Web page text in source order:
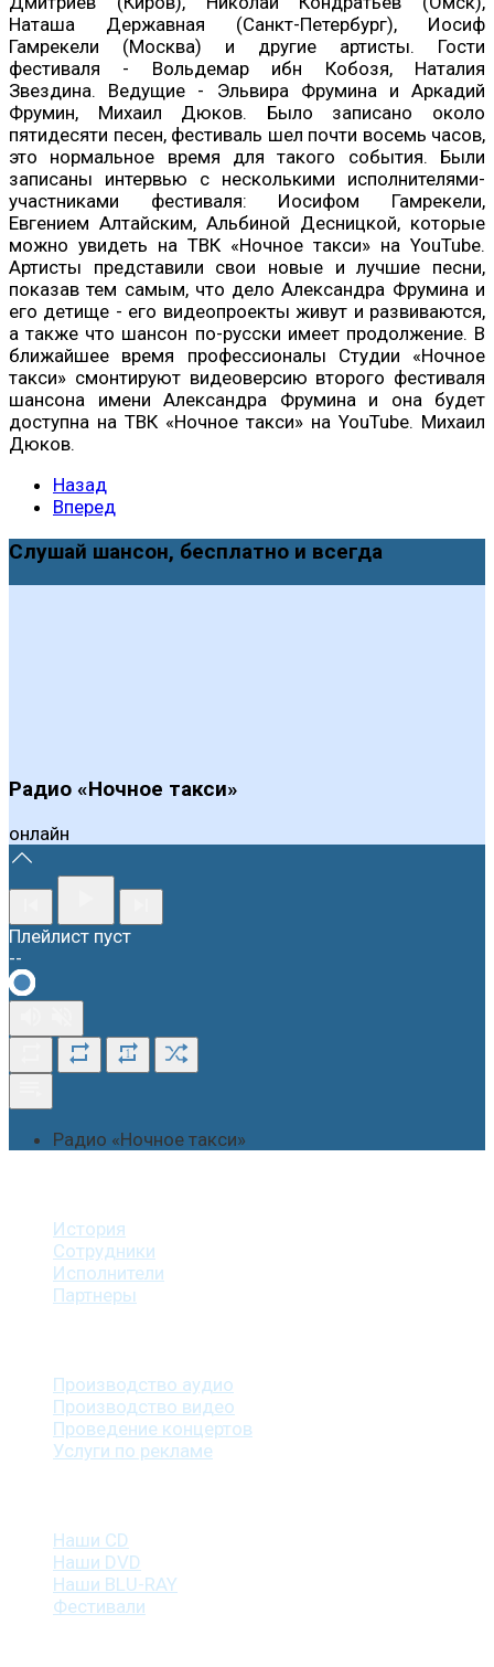
Наташа Державная (Санкт-Петербург), Иосиф
Гамрекели (Москва) и другие артисты. Гости
фестиваля - Вольдемар ибн Кобозя, Наталия
Звездина. Ведущие - Эльвира Фрумина и Аркадий
Фрумин, Михаил Дюков. Было записано около
пятидесяти песен, фестиваль шел почти восемь часов,
это нормальное время для такого события. Были
записаны интервью с несколькими исполнителями-
участниками фестиваля: Иосифом Гамрекели,
Евгением Алтайским, Альбиной Десницкой, которые
можно увидеть на ТВК «Ночное такси» на YouTube.
Артисты представили свои новые и лучшие песни,
показав тем самым, что дело Александра Фрумина и
его детище - его видеопроекты живут и развиваются,
а также что шансон по-русски имеет продолжение. В
ближайшее время профессионалы Студии «Ночное
такси» смонтируют видеоверсию второго фестиваля
шансона имени Александра Фрумина и она будет
доступна на ТВК «Ночное такси» на YouTube. Михаил
Дюков.
Назад
Вперед
Слушай шансон, бесплатно и всегда
Радио «Ночное такси»
онлайн
Плейлист пуст
--
1
Радио «Ночное такси»
История
Сотрудники
Исполнители
Партнеры
Производство аудио
Производство видео
Проведение концертов
Услуги по рекламе
Наши CD
Наши DVD
Наши BLU-RAY
Фестивали